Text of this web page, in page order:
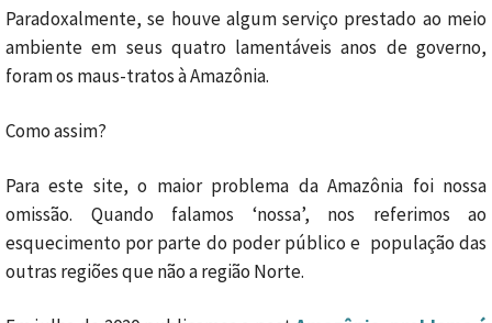
Paradoxalmente, se houve algum serviço prestado ao meio
ambiente em seus quatro lamentáveis anos de governo,
foram os maus-tratos à Amazônia.
Como assim?
Para este site, o maior problema da Amazônia foi nossa
omissão. Quando falamos ‘nossa’, nos referimos ao
esquecimento por parte do poder público e população das
outras regiões que não a região Norte.